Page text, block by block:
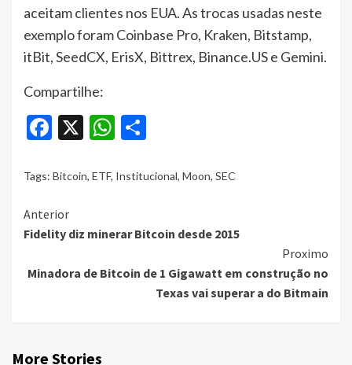
aceitam clientes nos EUA. As trocas usadas neste
exemplo foram Coinbase Pro, Kraken, Bitstamp,
itBit, SeedCX, ErisX, Bittrex, Binance.US e Gemini.
Compartilhe:
Facebook
X WhatsApp
Tags: Bitcoin, ETF, Institucional, Moon, SEC
Continue
Reading
Anterior
Fidelity diz minerar Bitcoin desde 2015
Proximo
Minadora de Bitcoin de 1 Gigawatt em construção no
Texas vai superar a do Bitmain
More Stories